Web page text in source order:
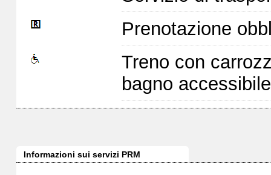
Prenotazione
Treno con
bagno
Informazioni sui servizi PRM